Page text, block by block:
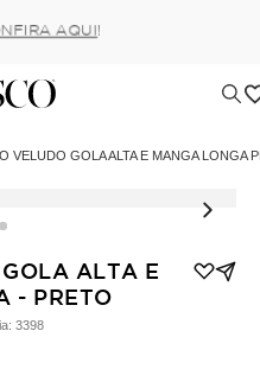
desconto, ou parcele no cartão
de 100 reais) sem juros!
VELUDO GOLA ALTA E MANGA LONGA
ALTA E
- PRETO
3398